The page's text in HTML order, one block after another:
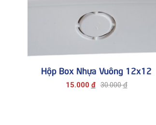
Hộp Box Nhựa Vuông 12x12
15.000 đ 30.000đ